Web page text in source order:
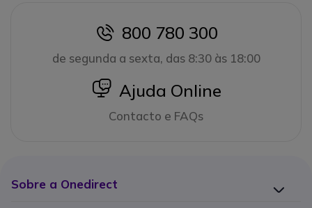
icon
800 780 300
de segunda a sexta, das 8:30 às 18:00
icon
Ajuda Online
Contacto e FAQs
Sobre a Onedirect